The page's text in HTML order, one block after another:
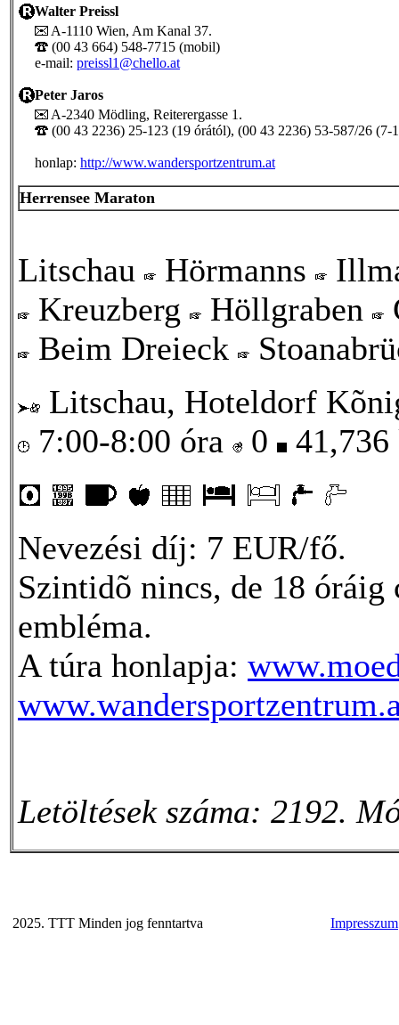
Walter Preissl
A-1110 Wien, Am Kanal 37.
(00 43 664) 548-7715 (mobil)
e-mail: preissl1@chello.at
Peter Jaros
A-2340 Mödling, Reiterergasse 1.
(00 43 2236) 25-123 (19 órától), (00 43 2236) 53-587/26
honlap: http://www.wandersportzentrum.at
Herrensee Maraton
Litschau Hörmanns
Kreuzberg
Höllgraben
Beim Dreieck
Litschau, Hoteldorf
7:00-8:00 óra
0
Nevezési díj: 7 EUR/fő.
Szintidõ nincs, de 18
embléma.
A túra honlapja:
Letöltések száma: 2192.
2025. TTT Minden jog fenntartva Impresszum